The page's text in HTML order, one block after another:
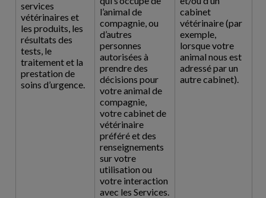
services
vétérinaires et
les produits, les
résultats des
tests, le
traitement et la
prestation de
soins d’urgence.
l’animal de
compagnie, ou
d’autres
personnes
autorisées à
prendre des
décisions pour
votre animal de
compagnie,
votre cabinet de
vétérinaire
préféré et des
renseignements
sur votre
utilisation ou
votre interaction
avec les Services.
cabinet
vétérinaire (par
exemple,
lorsque votre
animal nous est
adressé par un
autre cabinet).